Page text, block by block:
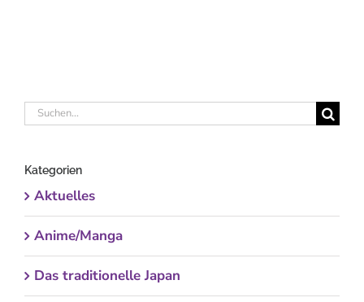
Suche
Kategorien
Aktuelles
Anime/Manga
Das traditionelle Japan